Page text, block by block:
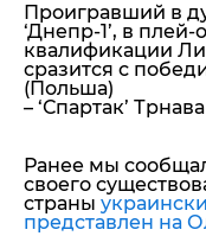
Проигравший в
‘Днепр-1’, в
квалификации
сразится с
(Польша)
– ‘Спартак’
Ранее мы
своего
страны
представлен на